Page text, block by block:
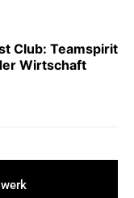
Club: Teamspirit
Wirtschaft